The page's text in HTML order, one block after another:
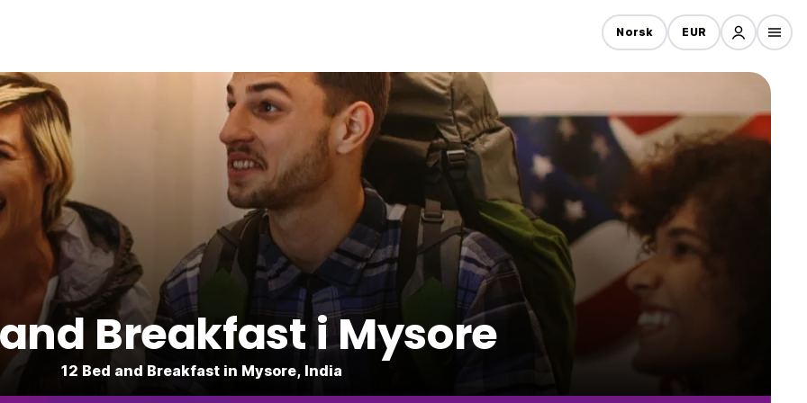
Norsk EUR
Breakfast i Mysore
12 Bed and Breakfast in Mysore, India